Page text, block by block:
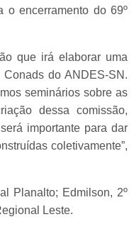
o encerramento do 69º
que irá elaborar uma
do ANDES-SN.
seminários sobre as
dessa comissão,
importante para dar
coletivamente”,
Planalto; Edmilson, 2º
Leste.